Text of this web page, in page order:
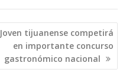
Joven tijuanense competirá
en importante concurso
gastronómico nacional